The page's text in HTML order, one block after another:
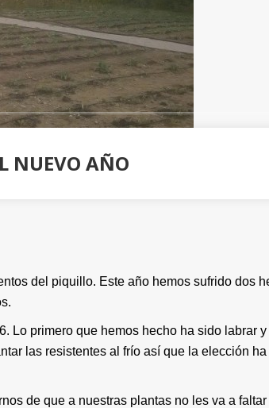
NUEVO AÑO
del piquillo. Este año hemos sufrido dos
Lo primero que hemos hecho ha sido labrar
las resistentes al frío así que la elección
de que a nuestras plantas no les va a